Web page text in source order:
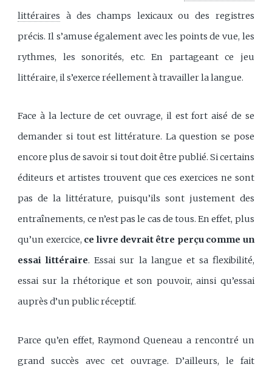
littéraires à des champs lexicaux ou des registres
précis. Il s’amuse également avec les points de vue, les
rythmes, les sonorités, etc. En partageant ce jeu
littéraire, il s’exerce réellement à travailler la langue.
Face à la lecture de cet ouvrage, il est fort aisé de se
demander si tout est littérature. La question se pose
encore plus de savoir si tout doit être publié. Si certains
éditeurs et artistes trouvent que ces exercices ne sont
pas de la littérature, puisqu’ils sont justement des
entraînements, ce n’est pas le cas de tous. En effet, plus
qu’un exercice, ce livre devrait être perçu comme un
essai littéraire. Essai sur la langue et sa flexibilité,
essai sur la rhétorique et son pouvoir, ainsi qu’essai
auprès d’un public réceptif.
Parce qu’en effet, Raymond Queneau a rencontré un
grand succès avec cet ouvrage. D’ailleurs, le fait